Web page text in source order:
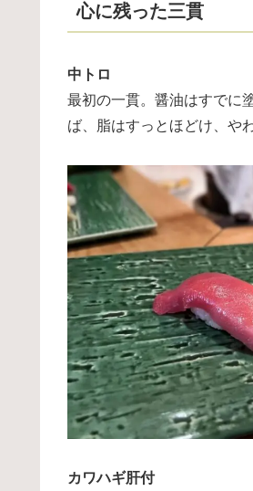
心に残った三貫
中トロ
最初の一貫。醤油はすでに
ば、脂はすっとほどけ、や
カワハギ肝付